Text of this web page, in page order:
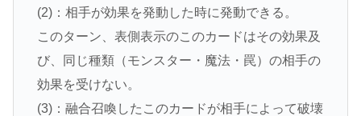
(2)：相手が効果を発動した時に発動できる。
このターン、表側表示のこのカードはその効果及
び、同じ種類（モンスター・魔法・罠）の相手の
効果を受けない。
(3)：融合召喚したこのカードが相手によって破壊